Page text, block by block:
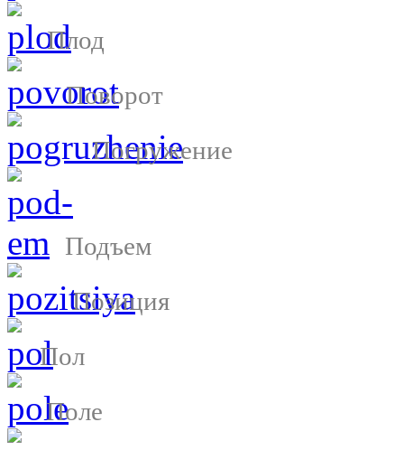
Плод
Поворот
Погружение
Подъем
Позиция
Пол
Поле